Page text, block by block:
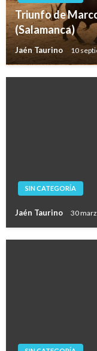
Triunfo de
(Salamanca)
Jaén Taurino 10
SIN CATEGORÍA
Jaén Taurino 30